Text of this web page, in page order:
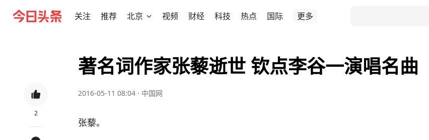
关注 推荐 北京 视频 财经 科技 热点 国际 更多
2
著名词作家张藜逝世 钦点李谷一演唱名曲
2016-05-11 08:04 · 中国网
张藜。